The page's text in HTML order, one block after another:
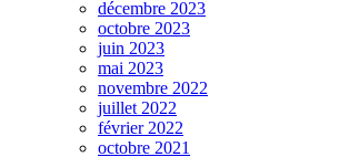
décembre 2023
octobre 2023
juin 2023
mai 2023
novembre 2022
juillet 2022
février 2022
octobre 2021